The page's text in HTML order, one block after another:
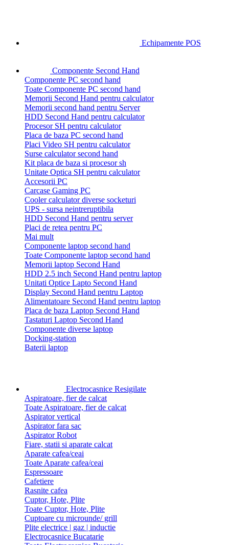
Echipamente POS
Componente Second Hand
Componente PC second hand
Toate Componente PC second hand
Memorii Second Hand pentru calculator
Memorii second hand pentru Server
HDD Second Hand pentru calculator
Procesor SH pentru calculator
Placa de baza PC second hand
Placi Video SH pentru calculator
Surse calculator second hand
Kit placa de baza si procesor sh
Unitate Optica SH pentru calculator
Accesorii PC
Carcase Gaming PC
Cooler calculator diverse socketuri
UPS - sursa neintreruptibila
HDD Second Hand pentru server
Placi de retea pentru PC
Mai mult
Componente laptop second hand
Toate Componente laptop second hand
Memorii laptop Second Hand
HDD 2.5 inch Second Hand pentru laptop
Unitati Optice Lapto Second Hand
Display Second Hand pentru Laptop
Alimentatoare Second Hand pentru laptop
Placa de baza Laptop Second Hand
Tastaturi Laptop Second Hand
Componente diverse laptop
Docking-station
Baterii laptop
Electrocasnice Resigilate
Aspiratoare, fier de calcat
Toate Aspiratoare, fier de calcat
Aspirator vertical
Aspirator fara sac
Aspirator Robot
Fiare, statii si aparate calcat
Aparate cafea/ceai
Toate Aparate cafea/ceai
Espressoare
Cafetiere
Rasnite cafea
Cuptor, Hote, Plite
Toate Cuptor, Hote, Plite
Cuptoare cu microunde/ grill
Plite electrice | gaz | inductie
Electrocasnice Bucatarie